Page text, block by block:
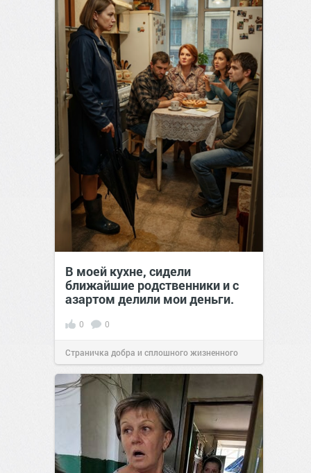
В моей кухне, сидели
ближайшие родственники и с
азартом делили мои деньги.
0 0
Страничка добра и сплошного жизненного
позитива!00:2907 авг 2026